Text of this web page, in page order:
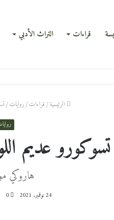
قراءات التراث الأدبي
الرئيسية/قراءات/روايات/
تسوكورو عديم
هاروكي
24 نوفمبر، 2021 0